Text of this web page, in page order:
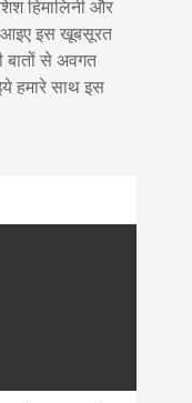
हिमालिनी और
आइए इस खूबसूरत
बातों से अवगत
हमारे साथ इस